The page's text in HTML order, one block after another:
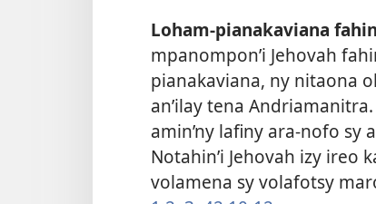
Loham-pianakaviana
mpanompon’i Jehovah
pianakaviana, ny nitaona
an’ilay tena
amin’ny lafiny ara-nofo sy
Notahin’i Jehovah izy ireo
volamena sy volafotsy